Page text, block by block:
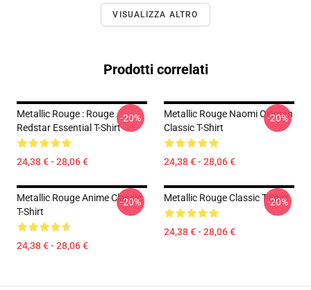
VISUALIZZA ALTRO
Prodotti correlati
Metallic Rouge : Rouge
Redstar Essential T-Shirt
24,38 € - 28,06 €
-20%
Metallic Rouge Naomi Ortman
Classic T-Shirt
24,38 € - 28,06 €
-20%
Metallic Rouge Anime Classic
T-Shirt
24,38 € - 28,06 €
-20% Metallic Rouge Classic T-Shirt
24,38 € - 28,06 €
-20%